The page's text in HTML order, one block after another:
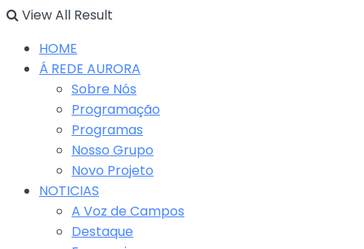
View All Result
HOME
Á REDE AURORA
Sobre Nós
Programação
Programas
Nosso Grupo
Novo Projeto
NOTICIAS
A Voz de Campos
Destaque